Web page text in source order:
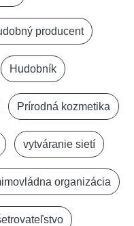
producent
Hudobník
Prírodná kozmetika
vytváranie sietí
organizácia